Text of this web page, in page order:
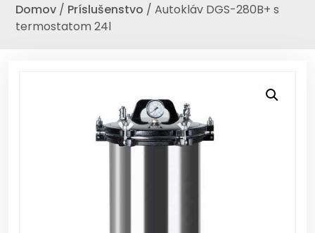
Domov / Príslušenstvo / Autokláv DGS-280B+ s
termostatom 24l